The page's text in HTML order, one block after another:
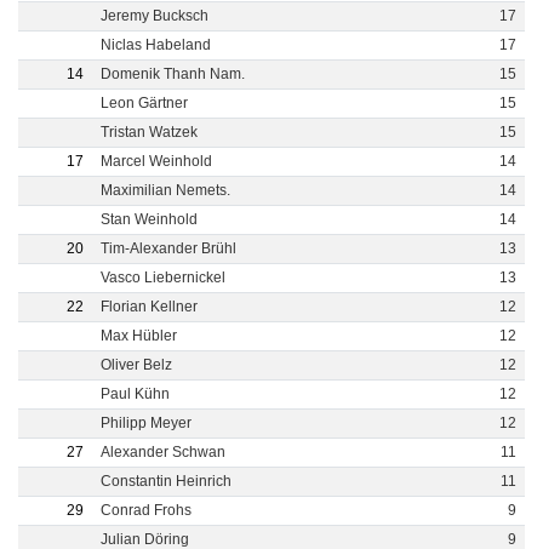
Jeremy Bucksch
17
Niclas Habeland
17
14
Domenik Thanh Nam.
15
Leon Gärtner
15
Tristan Watzek
15
17
Marcel Weinhold
14
Maximilian Nemets.
14
Stan Weinhold
14
20
Tim-Alexander Brühl
13
Vasco Liebernickel
13
22
Florian Kellner
12
Max Hübler
12
Oliver Belz
12
Paul Kühn
12
Philipp Meyer
12
27
Alexander Schwan
11
Constantin Heinrich
11
29
Conrad Frohs
9
Julian Döring
9